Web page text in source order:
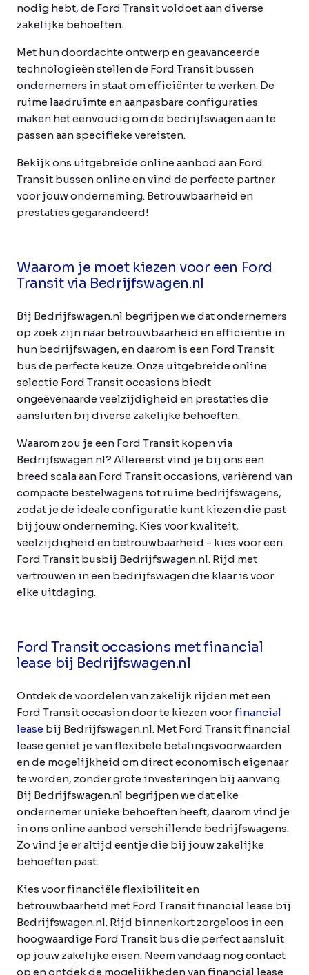
nodig hebt, de Ford Transit voldoet aan diverse
zakelijke behoeften.
Met hun doordachte ontwerp en geavanceerde
technologieën stellen de Ford Transit bussen
ondernemers in staat om efficiënter te werken. De
ruime laadruimte en aanpasbare configuraties
maken het eenvoudig om de bedrijfswagen aan te
passen aan specifieke vereisten.
Bekijk ons uitgebreide online aanbod aan Ford
Transit bussen online en vind de perfecte partner
voor jouw onderneming. Betrouwbaarheid en
prestaties gegarandeerd!
Waarom je moet kiezen voor een Ford
Transit via Bedrijfswagen.nl
Bij Bedrijfswagen.nl begrijpen we dat ondernemers
op zoek zijn naar betrouwbaarheid en efficiëntie in
hun bedrijfswagen, en daarom is een Ford Transit
bus de perfecte keuze. Onze uitgebreide online
selectie Ford Transit occasions biedt
ongeëvenaarde veelzijdigheid en prestaties die
aansluiten bij diverse zakelijke behoeften.
Waarom zou je een Ford Transit kopen via
Bedrijfswagen.nl? Allereerst vind je bij ons een
breed scala aan Ford Transit occasions, variërend van
compacte bestelwagens tot ruime bedrijfswagens,
zodat je de ideale configuratie kunt kiezen die past
bij jouw onderneming. Kies voor kwaliteit,
veelzijdigheid en betrouwbaarheid - kies voor een
Ford Transit busbij Bedrijfswagen.nl. Rijd met
vertrouwen in een bedrijfswagen die klaar is voor
elke uitdaging.
Ford Transit occasions met financial
lease bij Bedrijfswagen.nl
Ontdek de voordelen van zakelijk rijden met een
Ford Transit occasion door te kiezen voorfinancial
lease bij Bedrijfswagen.nl. Met Ford Transit financial
lease geniet je van flexibele betalingsvoorwaarden
en de mogelijkheid om direct economisch eigenaar
te worden, zonder grote investeringen bij aanvang.
Bij Bedrijfswagen.nl begrijpen we dat elke
ondernemer unieke behoeften heeft, daarom vind je
in ons online aanbod verschillende bedrijfswagens.
Zo vind je er altijd eentje die bij jouw zakelijke
behoeften past.
Kies voor financiële flexibiliteit en
betrouwbaarheid met Ford Transit financial lease bij
Bedrijfswagen.nl. Rijd binnenkort zorgeloos in een
hoogwaardige Ford Transit bus die perfect aansluit
op jouw zakelijke eisen. Neem vandaag nog contact
op en ontdek de mogelijkheden van financial lease